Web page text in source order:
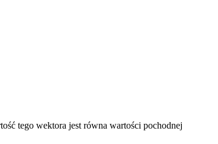
tego wektora jest równa wartości pochodnej